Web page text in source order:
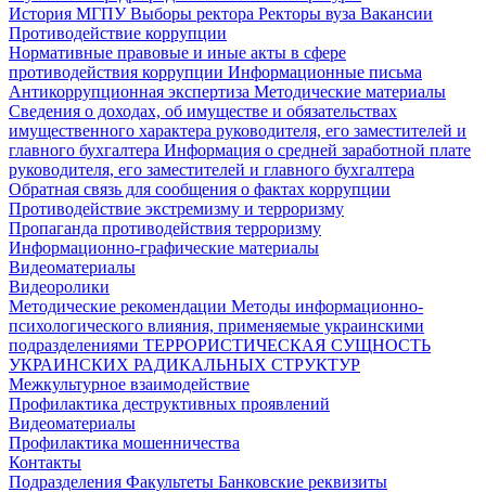
История МГПУВыборы ректора Ректоры вуза Вакансии
Противодействие коррупции
Нормативные правовые и иные акты в сфере
противодействия коррупции Информационные письма
Антикоррупционная экспертиза Методические материалы
Сведения о доходах, об имуществе и обязательствах
имущественного характера руководителя, его заместителей и
главного бухгалтера Информация о средней заработной плате
руководителя, его заместителей и главного бухгалтера
Обратная связь для сообщения о фактах коррупции
Противодействие экстремизму и терроризму
Пропаганда противодействия терроризму
Информационно-графические материалы
Видеоматериалы
Видеоролики
Методические рекомендации Методы информационно-
психологического влияния, применяемые украинскими
подразделениями ТЕРРОРИСТИЧЕСКАЯ СУЩНОСТЬ
УКРАИНСКИХ РАДИКАЛЬНЫХ СТРУКТУР
Межкультурное взаимодействие
Профилактика деструктивных проявлений
Видеоматериалы
Профилактика мошенничества
Контакты
Подразделения Факультеты Банковские реквизиты